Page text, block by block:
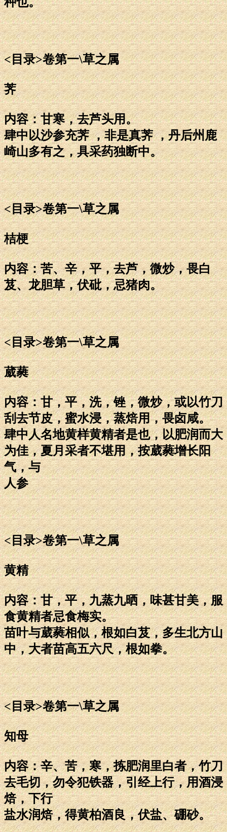
<目录>卷第一\草之属
荠
内容：甘寒，去芦头用。
肆中以沙参充荠 ，非是真荠 ，丹后州鹿
崎山多有之，具采药独断中。
<目录>卷第一\草之属
桔梗
内容：苦、辛，平，去芦，微炒，畏白
芨、龙胆草，伏砒，忌猪肉。
<目录>卷第一\草之属
葳蕤
内容：甘，平，洗，锉，微炒，或以竹刀
刮去节皮，蜜水浸，蒸焙用，畏卤咸。
肆中人名地黄样黄精者是也，以肥润而大
为佳，夏月采者不堪用，按葳蕤增长阳
气，与
人参
<目录>卷第一\草之属
黄精
内容：甘，平，九蒸九晒，味甚甘美，服
食黄精者忌食梅实。
苗叶与葳蕤相似，根如白芨，多生北方山
中，大者苗高五六尺，根如拳。
<目录>卷第一\草之属
知母
内容：辛、苦，寒，拣肥润里白者，竹刀
去毛切，勿令犯铁器，引经上行，用酒浸
焙，下行
盐水润焙，得黄柏酒良，伏盐、硼砂。